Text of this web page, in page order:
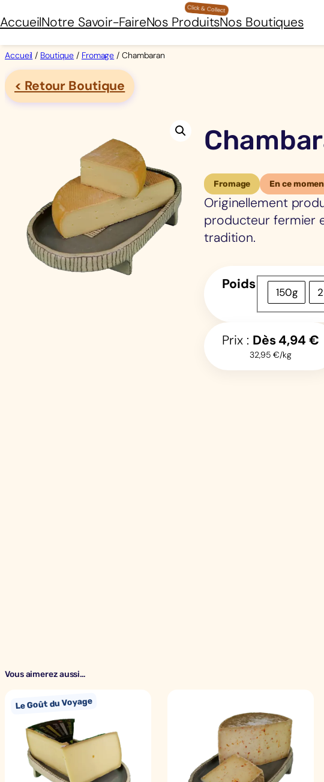
au
contenu
AccueilNotre Savoir-FaireNos ProduitsNos Boutiques
Accueil / Boutique / Fromage / Chambaran
< Retour Boutique
Fromage En ce
Originellement
producteur fermier
tradition.
Poids
150g
Prix : Dès4,94 €
32,95 €/kg
Vous aimerez aussi…